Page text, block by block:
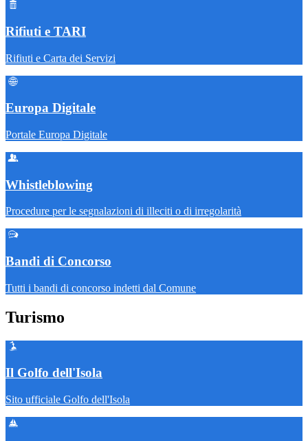
Rifiuti e TARI
Rifiuti e Carta dei Servizi
Europa Digitale
Portale Europa Digitale
Whistleblowing
Procedure per le segnalazioni di illeciti o di irregolarità
Bandi di Concorso
Tutti i bandi di concorso indetti dal Comune
Turismo
Il Golfo dell'Isola
Sito ufficiale Golfo dell'Isola